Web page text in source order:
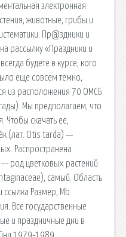
электронная
животные, грибы и
Пр@здники и
рассылку «Праздники и
будете в курсе, кого
еще совсем темно,
из расположения 70 ОМСБ
Мы предполагаем, что
Чтобы скачать ее,
(лат. Otis tarda) —
Распространена
род цветковых растений
самый. Область
ссылка Размер, Mb
Все государственные
и праздничные дни в
1979-1989